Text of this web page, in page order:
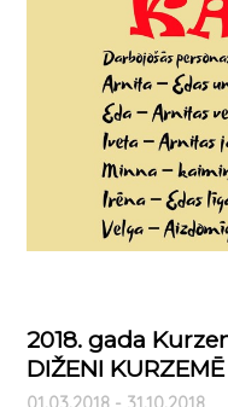
2018. gada
DIŽENI KURZEMĒ